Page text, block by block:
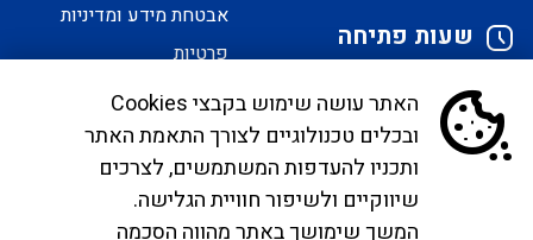
שעות פתיחה
אבטחת מידע ומדיניות
פרטיות
הסדרי נגישות
לקוחות יקרים, בימים אלו אנו נערכים ליישם את
הנחיית הממונה בדבר פרסום אישור טיסות שכר ע"י
רשות התעופה. עד להטמעה מלאה של היישום ניתן
האתר עושה שימוש בקבצי Cookies
ובכלים טכנולוגיים לצורך התאמת האתר
ותכניו להעדפות המשתמשים, לצרכים
שיווקיים ולשיפור חוויית הגלישה.
המשך שימושך באתר מהווה הסכמה